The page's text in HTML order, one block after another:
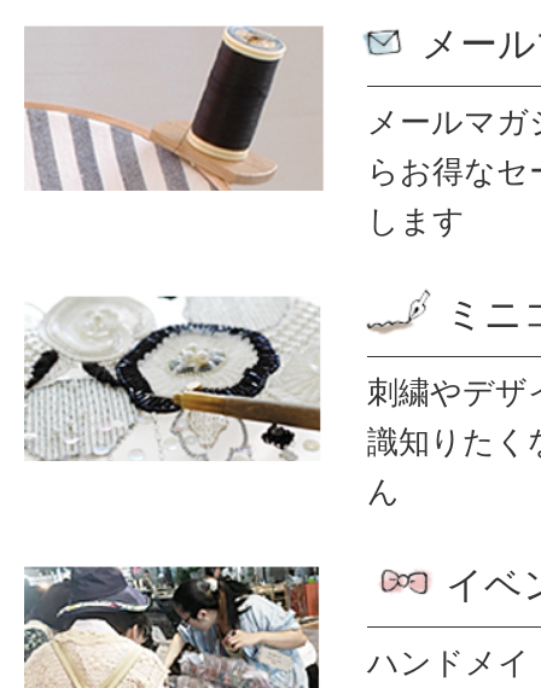
メー
メールマ
ら お得なセ
します
ミニ
刺繍やデザ
識知りたく
ん
イベ
ハンドメイ